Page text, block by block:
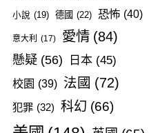
小說 (19) 德國 (22) 恐怖 (40)
意大利 (17) 愛情 (84)
懸疑 (56) 日本 (45)
校園 (39) 法國 (72)
犯罪 (32) 科幻 (66)